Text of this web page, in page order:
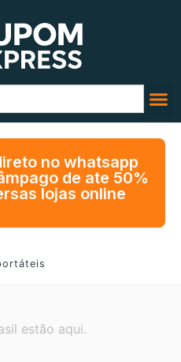
no whatsapp
de ate 50%
lojas online
estão aqui.